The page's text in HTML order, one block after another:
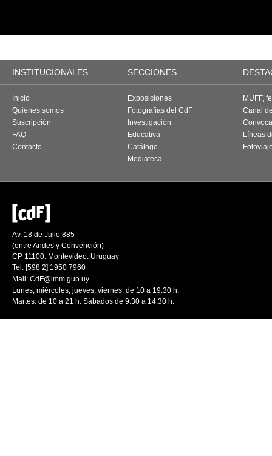
INSTITUCIONALES SECCIONES
Inicio
Quiénes somos
Suscripción
FAQ
Contacto
Exposiciones
Fotografías del CdF
Investigación
Educativa
Catálogo
Mediateca
MUFF,
Canal
Líneas
Av. 18 de Julio 885
(entre Andes y Convención)
CP 11100. Montevideo. Uruguay
Tel: [598 2] 1950 7960
Mail: CdF@imm.gub.uy
Lunes, miércoles, jueves, viernes: de 10 a 19.30 h.
Martes: de 10 a 21 h. Sábados de 9.30 a 14.30 h.